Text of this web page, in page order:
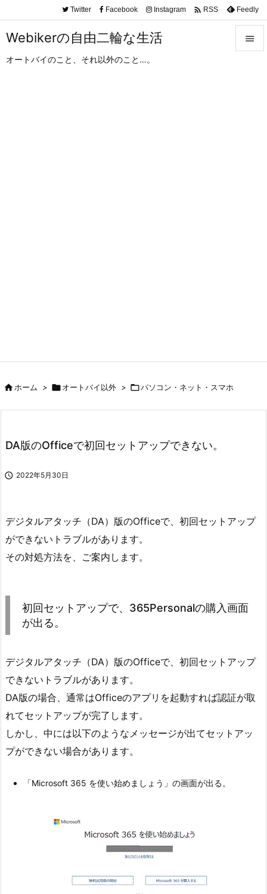
Webikerの自由二輪な生活
オートバイのこと、それ以外のこと…。

Twitter Facebook Instagram  RSS Feedly
ホーム > オートバイ以外 > パソコン・ネット・スマホ
DA版のOfficeで初回セットアップできない。
 2022年5月30日
デジタルアタッチ（DA）版のOfficeで、初回セットアップ
ができないトラブルがあります。
その対処方法を、ご案内します。
初回セットアップで、365Personalの購入画面
が出る。
デジタルアタッチ（DA）版のOfficeで、初回セットアップ
できないトラブルがあります。
DA版の場合、通常はOfficeのアプリを起動すれば認証が取
れてセットアップが完了します。
しかし、中には以下のようなメッセージが出てセットアッ
プができない場合があります。
「Microsoft 365 を使い始めましょう」の画面が出る。